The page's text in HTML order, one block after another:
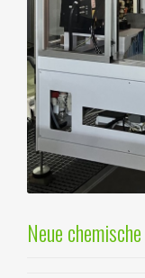
Neue